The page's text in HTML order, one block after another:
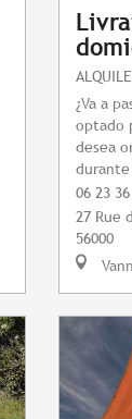
¿Va a
optado
desea
durante
06 23
27 Rue
56000